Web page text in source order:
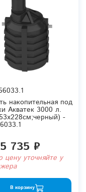
накопительная под
Акватек 3000 л.
-
735 ₽
цену уточняйте у
В корзину